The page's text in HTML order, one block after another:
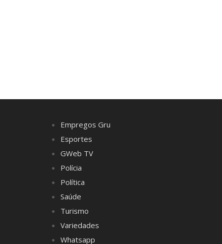
Empregos Gru
Esportes
GWeb TV
Polícia
Política
Saúde
Turismo
Variedades
Whatsapp